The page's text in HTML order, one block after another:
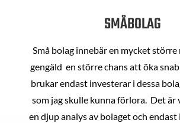
SMÅBOLAG
Små bolag innebär en mycket större
gengäld en större chans att öka
brukar endast investerar i dessa
som jag skulle kunna förlora. Det
en djup analys av bolaget och